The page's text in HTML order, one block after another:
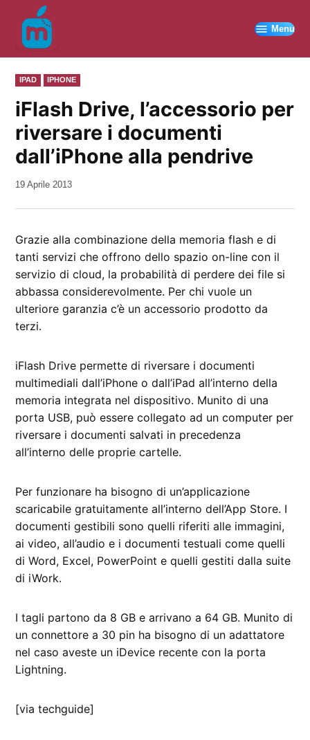
contenuto
Menu
PUBBLICATO
IN
IPAD IPHONE
iFlash Drive, l’accessorio per
riversare i documenti
dall’iPhone alla pendrive
da
19 Aprile 2013
Grazie alla combinazione della memoria flash e di
tanti servizi che offrono dello spazio on-line con il
servizio di cloud, la probabilità di perdere dei file si
abbassa considerevolmente. Per chi vuole un
ulteriore garanzia c’è un accessorio prodotto da
terzi.
iFlash Drive permette di riversare i documenti
multimediali dall’iPhone o dall’iPad all’interno della
memoria integrata nel dispositivo. Munito di una
porta USB, può essere collegato ad un computer per
riversare i documenti salvati in precedenza
all’interno delle proprie cartelle.
Per funzionare ha bisogno di un’applicazione
scaricabile gratuitamente all’interno dell’App Store. I
documenti gestibili sono quelli riferiti alle immagini,
ai video, all’audio e i documenti testuali come quelli
di Word, Excel, PowerPoint e quelli gestiti dalla suite
di iWork.
I tagli partono da 8 GB e arrivano a 64 GB. Munito di
un connettore a 30 pin ha bisogno di un adattatore
nel caso aveste un iDevice recente con la porta
Lightning.
[via techguide]